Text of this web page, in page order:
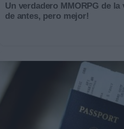
Un verdadero MMORPG de
de antes, pero mejor!